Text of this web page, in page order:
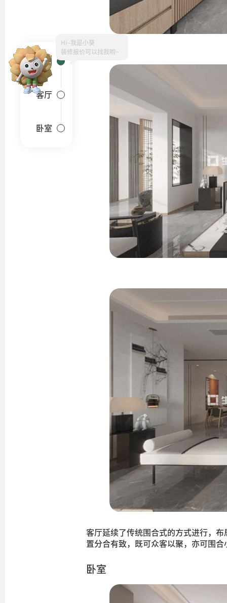
客厅延续了传统围合式的方式进行，
置分合有致，既可众客以聚，亦可围合
卧室
户型图
客厅
卧室
Hi~